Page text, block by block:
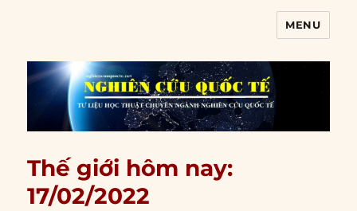
MENU
Thế giới hôm nay:
17/02/2022